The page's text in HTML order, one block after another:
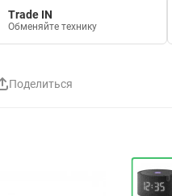
Trade IN
Обменяйте технику
Поделиться